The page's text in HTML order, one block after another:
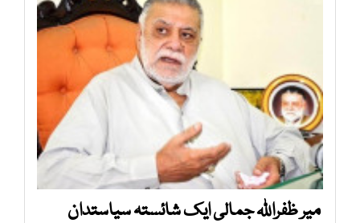
میر ظفراللہ جمالی ایک شائستہ سیاستدان